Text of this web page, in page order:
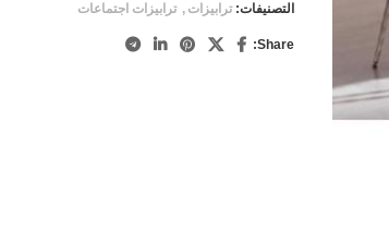
التصنيفات: ترابيزات , ترابيزات اجتماعات
Share: